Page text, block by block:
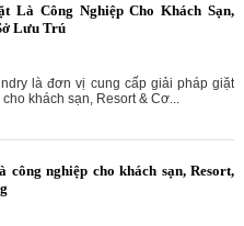
Là Công Nghiệp Cho Khách Sạn,
Lưu Trú
là đơn vị cung cấp giải pháp giặt
khách sạn, Resort & Cơ...
công nghiệp cho khách sạn, Resort,